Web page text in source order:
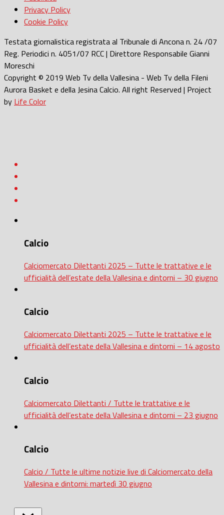
Privacy Policy
Cookie Policy
Testata giornalistica registrata al Tribunale di Ancona n. 24 /07
Reg. Periodici n. 4051/07 RCC | Direttore Responsabile Gianni
Moreschi
Copyright © 2019 Web Tv della Vallesina - Web Tv della Fileni
Aurora Basket e della Jesina Calcio. All right Reserved | Project
by Life Color
Calcio
Calciomercato Dilettanti 2025 – Tutte le trattative e le
ufficialità dell’estate della Vallesina e dintorni – 30 giugno
Calcio
Calciomercato Dilettanti 2025 – Tutte le trattative e le
ufficialità dell’estate della Vallesina e dintorni – 14 agosto
Calcio
Calciomercato Dilettanti / Tutte le trattative e le
ufficialità dell’estate della Vallesina e dintorni – 23 giugno
Calcio
Calcio / Tutte le ultime notizie live di Calciomercato della
Vallesina e dintorni: martedì 30 giugno